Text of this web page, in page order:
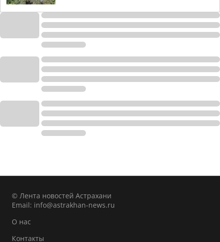
© Лента новостей Астрахани
Email: info@astrakhan-news.ru
О нас
Контакты